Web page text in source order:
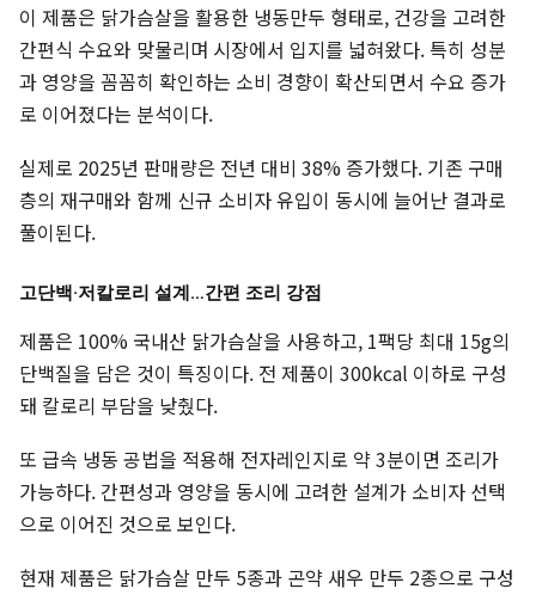
이 제품은 닭가슴살을 활용한 냉동만두 형태로, 건강을 고려한
간편식 수요와 맞물리며 시장에서 입지를 넓혀왔다. 특히 성분
과 영양을 꼼꼼히 확인하는 소비 경향이 확산되면서 수요 증가
로 이어졌다는 분석이다.
실제로 2025년 판매량은 전년 대비 38% 증가했다. 기존 구매
층의 재구매와 함께 신규 소비자 유입이 동시에 늘어난 결과로
풀이된다.
고단백·저칼로리 설계…간편 조리 강점
제품은 100% 국내산 닭가슴살을 사용하고, 1팩당 최대 15g의
단백질을 담은 것이 특징이다. 전 제품이 300kcal 이하로 구성
돼 칼로리 부담을 낮췄다.
또 급속 냉동 공법을 적용해 전자레인지로 약 3분이면 조리가
가능하다. 간편성과 영양을 동시에 고려한 설계가 소비자 선택
으로 이어진 것으로 보인다.
현재 제품은 닭가슴살 만두 5종과 곤약 새우 만두 2종으로 구성